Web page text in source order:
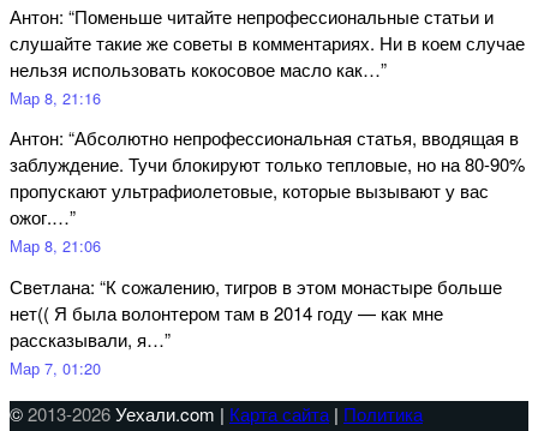
Антон: “Поменьше читайте непрофессиональные статьи и
слушайте такие же советы в комментариях. Ни в коем случае
нельзя использовать кокосовое масло как…”
Мар 8, 21:16
Антон: “Абсолютно непрофессиональная статья, вводящая в
заблуждение. Тучи блокируют только тепловые, но на 80-90%
пропускают ультрафиолетовые, которые вызывают у вас
ожог.…”
Мар 8, 21:06
Светлана: “К сожалению, тигров в этом монастыре больше
нет(( Я была волонтером там в 2014 году — как мне
рассказывали, я…”
Мар 7, 01:20
©2013-2026Уехали.com | Карта сайта | Политика